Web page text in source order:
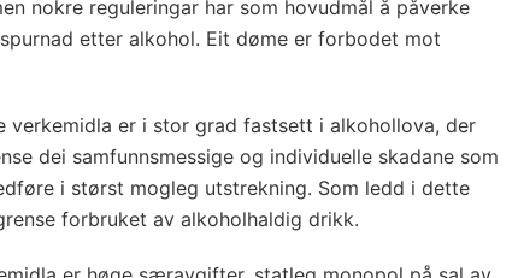
nokre reguleringar har som hovudmål å påverke
etter alkohol. Eit døme er forbodet mot
verkemidla er i stor grad fastsett i alkohollova, der
dei samfunnsmessige og individuelle skadane som
i størst mogleg utstrekning. Som ledd i dette
forbruket av alkoholhaldig drikk.